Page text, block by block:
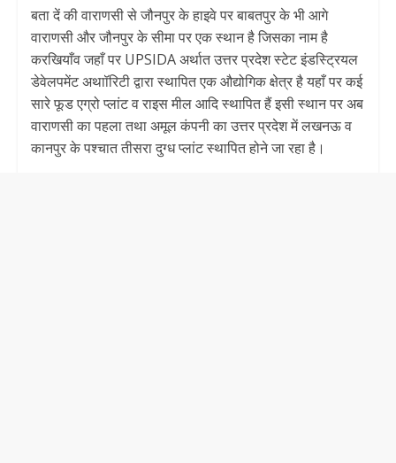
बता दें की वाराणसी से जौनपुर के हाइवे पर बाबतपुर के भी आगे
वाराणसी और जौनपुर के सीमा पर एक स्थान है जिसका नाम है
करखियाँव जहाँ पर UPSIDA अर्थात उत्तर प्रदेश स्टेट इंडस्ट्रियल
डेवेलपमेंट अथाॉरिटी द्वारा स्थापित एक औद्योगिक क्षेत्र है यहाँ पर कई
सारे फूड एग्रो प्लांट व राइस मील आदि स्थापित हैं इसी स्थान पर अब
वाराणसी का पहला तथा अमूल कंपनी का उत्तर प्रदेश में लखनऊ व
कानपुर के पश्चात तीसरा दुग्ध प्लांट स्थापित होने जा रहा है।